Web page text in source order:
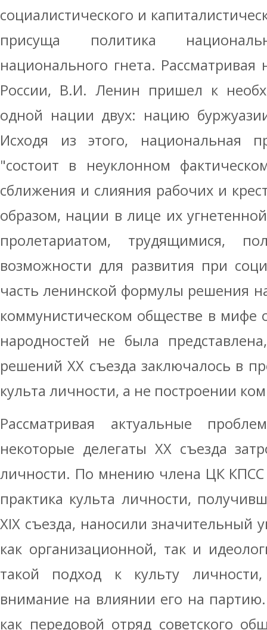
социалистического и
присуща политика
национального гнета.
России, В.И. Ленин пришел к
одной нации двух: нацию
Исходя из этого, национальная
"состоит в неуклонном
сближения и слияния рабочих и
образом, нации в лице их
пролетариатом, трудящимися,
возможности для развития при
часть ленинской формулы решения
коммунистическом обществе в мифе
народностей не была
решений XX съезда заключалось в
культа личности, а не построении
Рассматривая актуальные
некоторые делегаты XX съезда
личности. По мнению члена ЦК
практика культа личности,
XIX съезда, наносили значительный
как организационной, так и
такой подход к культу
внимание на влиянии его на
как передовой отряд советского